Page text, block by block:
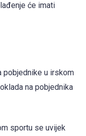
će imati
pobjednike u irskom
na pobjednika
sportu se uvijek